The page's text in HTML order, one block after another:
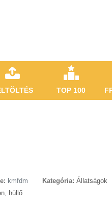
TOP 100
kmfdm Kategória: Állatságok
, hüllő